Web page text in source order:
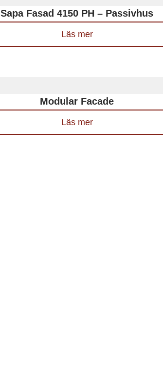
Sapa Fasad 4150 PH – Passivhus
Läs mer
Modular Facade
Läs mer